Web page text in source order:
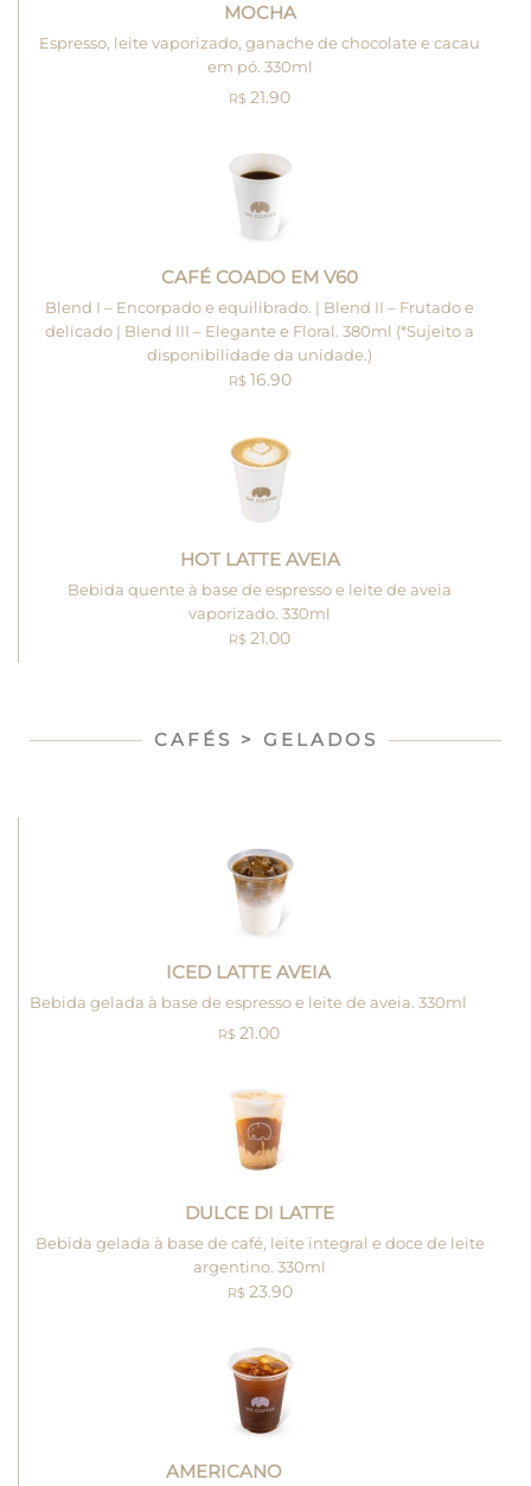
MOCHA
Espresso, leite vaporizado, ganache de chocolate e cacau
em pó. 330ml
R$ 21.90
CAFÉ COADO EM V60
Blend I – Encorpado e equilibrado. | Blend II – Frutado e
delicado | Blend III – Elegante e Floral. 380ml (*Sujeito a
disponibilidade da unidade.)
R$ 16.90
HOT LATTE AVEIA
Bebida quente à base de espresso e leite de aveia
vaporizado. 330ml
R$ 21.00
CAFÉS > GELADOS
ICED LATTE AVEIA
Bebida gelada à base de espresso e leite de aveia. 330ml
R$ 21.00
DULCE DI LATTE
Bebida gelada à base de café, leite integral e doce de leite
argentino. 330ml
R$ 23.90
AMERICANO